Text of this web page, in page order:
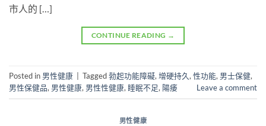
市人的 […]
CONTINUE READING →
Posted in 男性健康 Tagged勃起功能障礙, 增硬持久, 性功能, 男士保健,
男性保健品, 男性健康, 男性性健康, 睡眠不足, 陽痿 Leave a comment
男性健康